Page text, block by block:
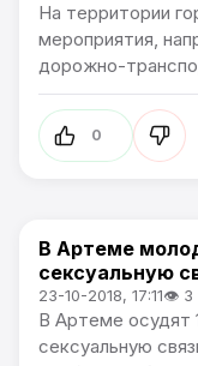
На территории
мероприятия,
дорожно-
0
Происшествия
В Артеме
сексуальную
23-10-2018, 17:11👁 3
В Артеме осудят
сексуальную